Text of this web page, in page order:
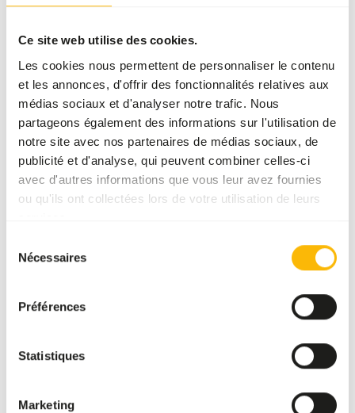
Ce site web utilise des cookies.
Les cookies nous permettent de personnaliser le contenu
et les annonces, d'offrir des fonctionnalités relatives aux
médias sociaux et d'analyser notre trafic. Nous
partageons également des informations sur l'utilisation de
notre site avec nos partenaires de médias sociaux, de
publicité et d'analyse, qui peuvent combiner celles-ci
avec d'autres informations que vous leur avez fournies
ou qu'ils ont collectées lors de votre utilisation de leurs
Nécessaires
Préférences
Statistiques
Marketing
Plus d’informations
Boskos
Grazer
WE004
WARNING:
DÉLAI DE LIVRAISON ESTIMÉ : MINIMUM 5 JOURS OUVRABLES